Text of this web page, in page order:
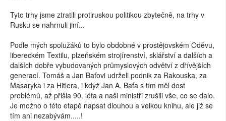
Tyto trhy jsme ztratili protiruskou politikou zbytečně, na trhy v
Rusku se nahrnuli jiní...
Podle mých spolužáků to bylo obdobné v prostějovském Oděvu,
libereckém Textilu, plzeňském strojírenství, sklářství a dalších a
dalších dobře vybudovaných průmyslových odvětví z dřívějších
generací. Tomáš a Jan Baťovi udrželi podnik za Rakouska, za
Masaryka i za Hitlera, i když Jan A. Baťa s tím měl dost
problémů, až přišla 90. léta a naši ministři zrušili vše, co se dalo.
Je možno o této etapě napsat dlouhou a velkou knihu, ale již se
tím ani nezabývám.....!